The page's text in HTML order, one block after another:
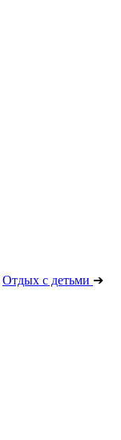
Отдых с детьми ➔